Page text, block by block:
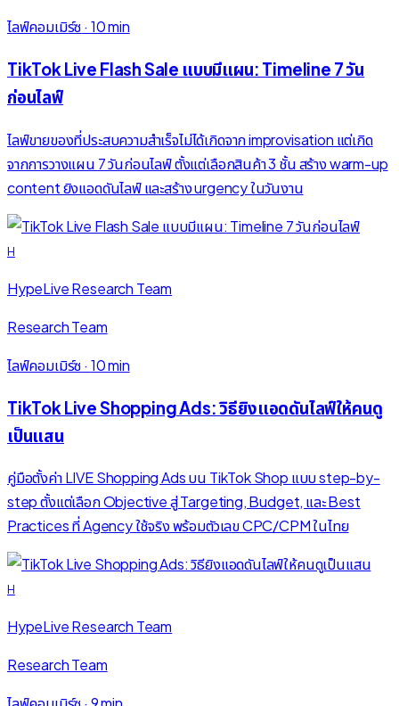
ไลฟ์คอมเมิร์ซ· 10 min
TikTok Live Flash Sale แบบมีแผน: Timeline 7 วัน
ก่อนไลฟ์
ไลฟ์ขายของที่ประสบความสำเร็จไม่ได้เกิดจาก improvisation แต่เกิด
จากการวางแผน 7 วันก่อนไลฟ์ ตั้งแต่เลือกสินค้า 3 ชั้น สร้าง warm-up
content ยิงแอดดันไลฟ์ และสร้าง urgency ในวันงาน
H
HypeLive Research Team
Research Team
ไลฟ์คอมเมิร์ซ· 10 min
TikTok Live Shopping Ads: วิธียิงแอดดันไลฟ์ให้คนดู
เป็นแสน
คู่มือตั้งค่า LIVE Shopping Ads บน TikTok Shop แบบ step-by-
step ตั้งแต่เลือก Objective สู่ Targeting, Budget, และ Best
Practices ที่ Agency ใช้จริง พร้อมตัวเลข CPC/CPM ในไทย
H
HypeLive Research Team
Research Team